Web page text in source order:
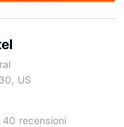
US
40 recensioni